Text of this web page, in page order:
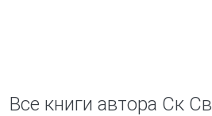
Все книги автора Ск Св